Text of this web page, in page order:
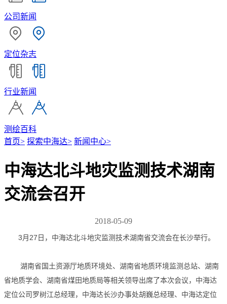
公司新闻
定位杂志
行业新闻
测绘百科
首页> 探索中海达> 新闻中心>
中海达北斗地灾监测技术湖南
交流会召开
2018-05-09
3月27日，中海达北斗地灾监测技术湖南省交流会在长沙举行。
湖南省国土资源厅地质环境处、湖南省地质环境监测总站、湖南
省地质学会、湖南省煤田地质局等相关领导出席了本次会议，中海达
定位公司罗树江总经理，中海达长沙办事处胡巍总经理、中海达定位